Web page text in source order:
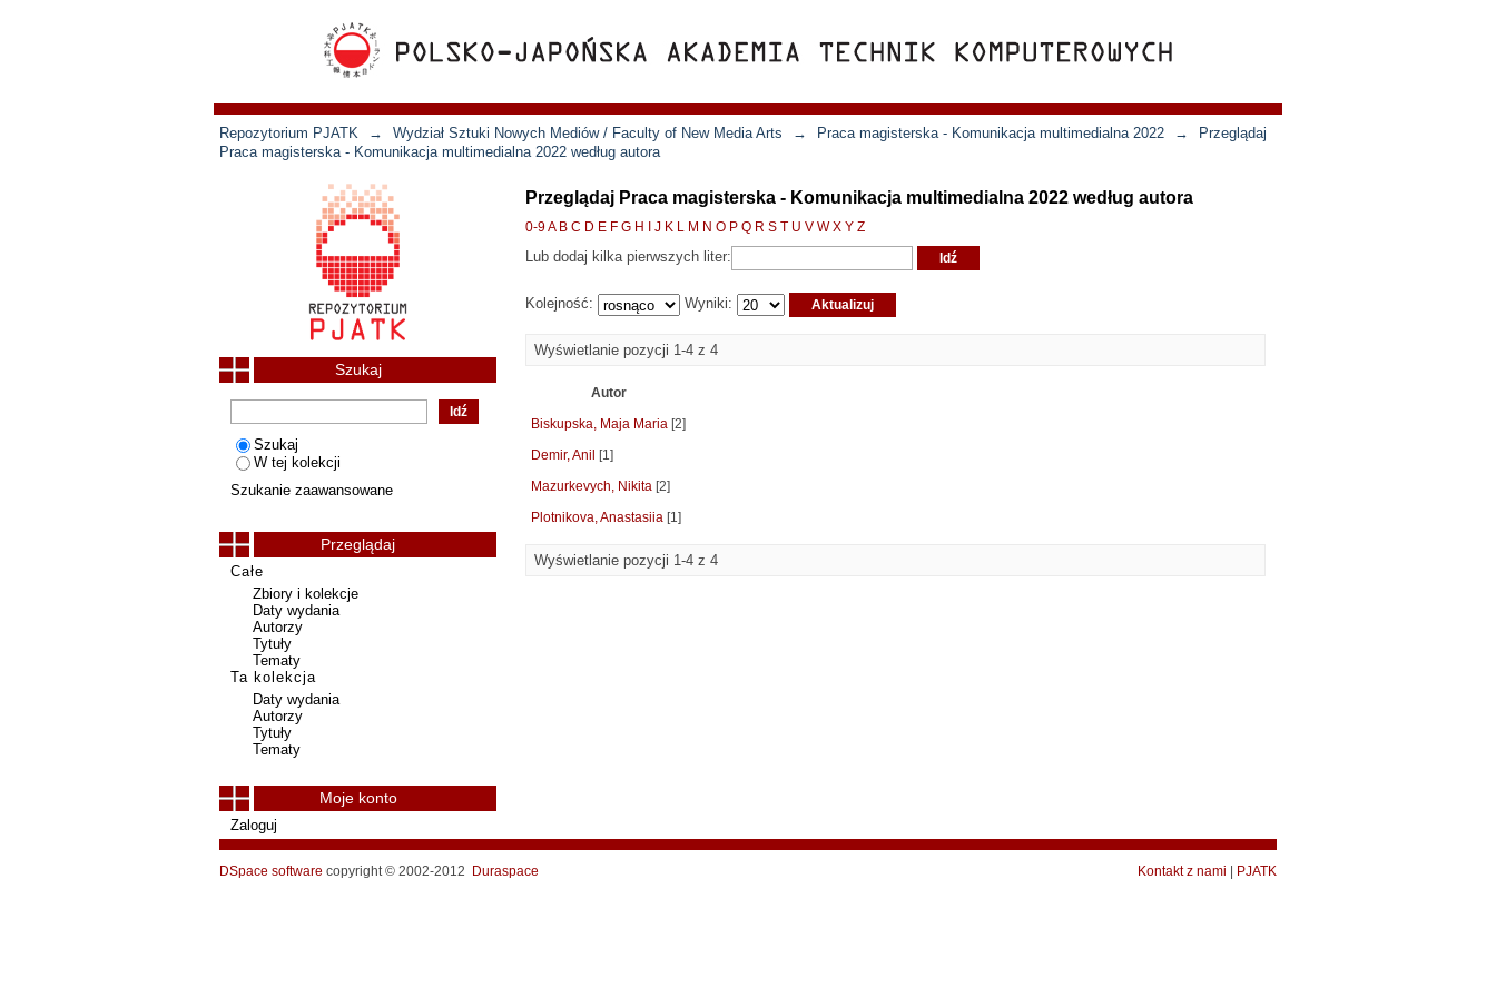
Repozytorium PJATK → Wydział Sztuki Nowych Mediów / Faculty of New Media Arts → Praca magisterska - Komunikacja multimedialna 2022 →
Przeglądaj
Praca magisterska - Komunikacja multimedialna 2022 według autora
Przeglądaj Praca magisterska - Komunikacja multimedialna 2022 według autora
0-9A B C D E F G H J K L M N O P Q R S T U V W X Y Z
Lub dodaj kilka pierwszych liter:
Kolejność: Wyniki:
Wyświetlanie pozycji 1-4 z 4
Autor
Biskupska, Maja Maria [2]
Demir, Anil
[1]
Mazurkevych, Nikita [2]
Plotnikova, Anastasiia [1]
Wyświetlanie pozycji 1-4 z 4
Szukaj
Szukaj
W tej kolekcji
Szukanie zaawansowane
Przeglądaj
Całe
Zbiory i kolekcje
Daty wydania
Autorzy
Tytuły
Tematy
Ta kolekcja
Daty wydania
Autorzy
Tytuły
Tematy
Moje konto
Zaloguj
DSpace software copyright © 2002-2012 Duraspace Kontakt z nami PJATK